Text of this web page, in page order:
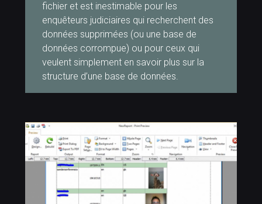
fichier et est inestimable pour les
enquêteurs judiciaires qui recherchent des
données supprimées (ou une base de
données corrompue) ou pour ceux qui
veulent simplement en savoir plus sur la
structure d’une base de données.